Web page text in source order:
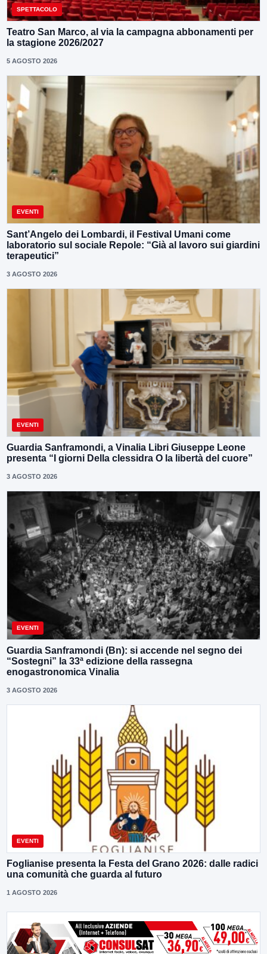
SPETTACOLO
Teatro San Marco, al via la campagna abbonamenti per
la stagione 2026/2027
5 AGOSTO 2026
EVENTI
Sant’Angelo dei Lombardi, il Festival Umani come
laboratorio sul sociale Repole: “Già al lavoro sui giardini
terapeutici”
3 AGOSTO 2026
EVENTI
Guardia Sanframondi, a Vinalia Libri Giuseppe Leone
presenta “I giorni Della clessidra O la libertà del cuore”
3 AGOSTO 2026
EVENTI
Guardia Sanframondi (Bn): si accende nel segno dei
“Sostegni” la 33ª edizione della rassegna
enogastronomica Vinalia
3 AGOSTO 2026
EVENTI
Foglianise presenta la Festa del Grano 2026: dalle radici
una comunità che guarda al futuro
1 AGOSTO 2026